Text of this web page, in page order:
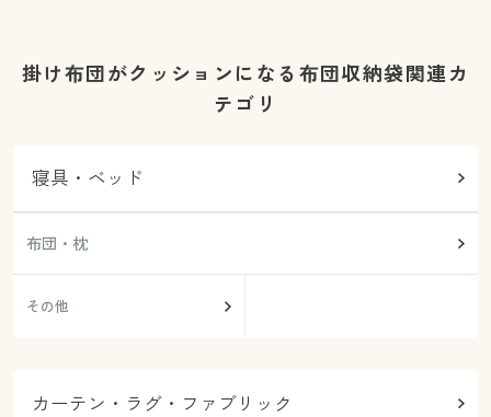
掛け布団がクッションになる布団収納袋関連カ
テゴリ
寝具・ベッド
布団・枕
その他
カーテン・ラグ・ファブリック